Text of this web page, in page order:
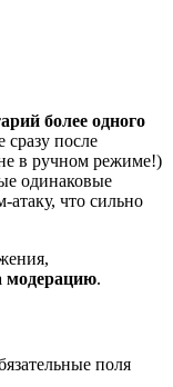
более одного
сразу после
в ручном режиме!)
одинаковые
что сильно
модерацию.
поля